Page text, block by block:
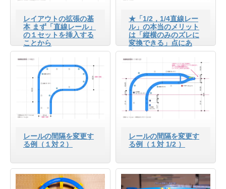
レイアウトの拡張の基
本 まず「直線レール」
の１セットを挿入する
ことから
★「1/2，1/4直線レー
ル」の本当のメリット
は「縦横のみのズレに
変換できる」点にあ
る！
レールの間隔を変更す
る例（１対２）
レールの間隔を変更す
る例（１対 1/2 ）